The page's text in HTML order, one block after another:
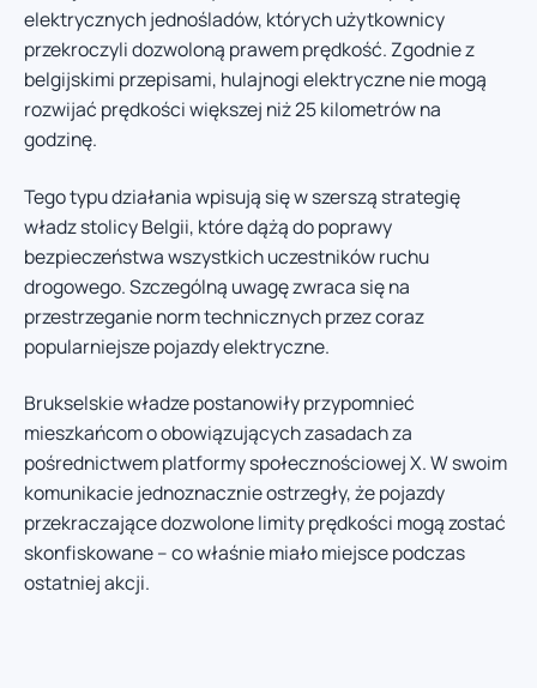
elektrycznych jednośladów, których użytkownicy
przekroczyli dozwoloną prawem prędkość. Zgodnie z
belgijskimi przepisami, hulajnogi elektryczne nie mogą
rozwijać prędkości większej niż 25 kilometrów na
godzinę.
Tego typu działania wpisują się w szerszą strategię
władz stolicy Belgii, które dążą do poprawy
bezpieczeństwa wszystkich uczestników ruchu
drogowego. Szczególną uwagę zwraca się na
przestrzeganie norm technicznych przez coraz
popularniejsze pojazdy elektryczne.
Brukselskie władze postanowiły przypomnieć
mieszkańcom o obowiązujących zasadach za
pośrednictwem platformy społecznościowej X. W swoim
komunikacie jednoznacznie ostrzegły, że pojazdy
przekraczające dozwolone limity prędkości mogą zostać
skonfiskowane – co właśnie miało miejsce podczas
ostatniej akcji.